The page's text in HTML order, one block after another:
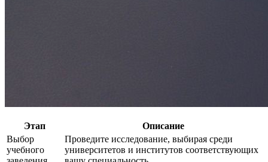
Этап
Описание
Выбор
учебного
Проведите исследование, выбирая среди
университетов и институтов соответствующих